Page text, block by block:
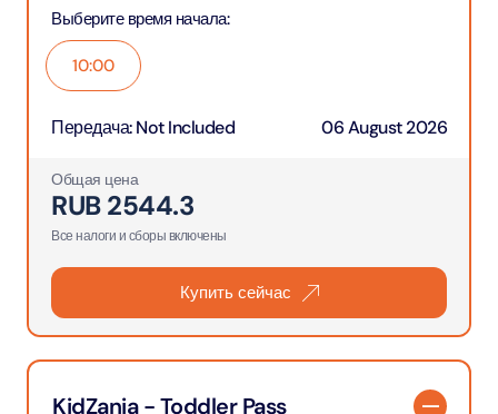
Выберите время начала:
10:00
Передача:Not Included 06 August 2026
Общая цена
RUB2544.3
Все налоги и сборы включены
Купить сейчас
KidZania - Toddler Pass